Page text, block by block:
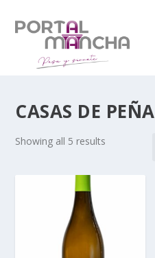
CASAS DE PEÑA
Showing all 5 results